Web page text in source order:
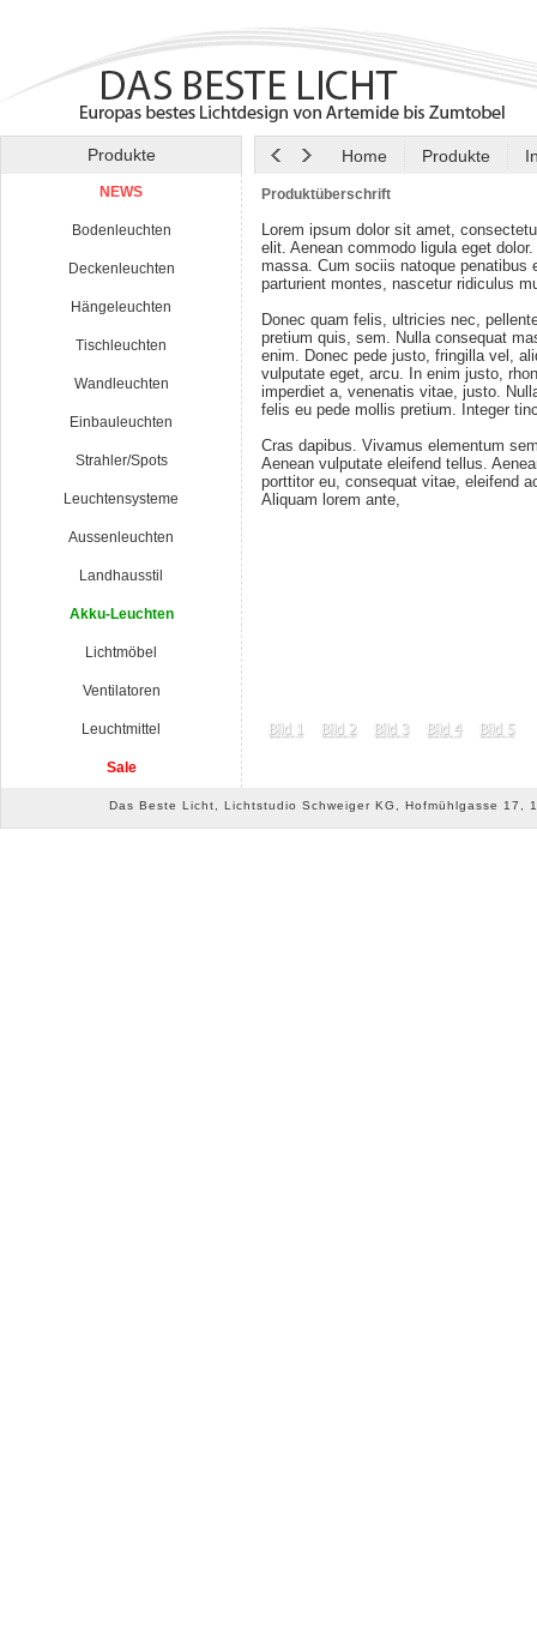
Produkte Home Produkte
NEWS
Bodenleuchten
Deckenleuchten
Hängeleuchten
Tischleuchten
Wandleuchten
Einbauleuchten
Strahler/Spots
Leuchtensysteme
Aussenleuchten
Landhausstil
Akku-Leuchten
Lichtmöbel
Ventilatoren
Leuchtmittel
Sale
Produktüberschrift
Lorem ipsum dolor sit amet,
elit. Aenean commodo ligula eget dolor.
massa. Cum sociis natoque penatibus
parturient montes, nascetur ridiculus
Donec quam felis, ultricies nec,
pretium quis, sem. Nulla consequat
enim. Donec pede justo, fringilla vel,
vulputate eget, arcu. In enim justo,
imperdiet a, venenatis vitae, justo.
felis eu pede mollis pretium. Integer
Cras dapibus. Vivamus elementum
Aenean vulputate eleifend tellus.
porttitor eu, consequat vitae, eleifend
Aliquam lorem ante,
Das Beste Licht, Lichtstudio Schweiger KG, Hofmühlgasse